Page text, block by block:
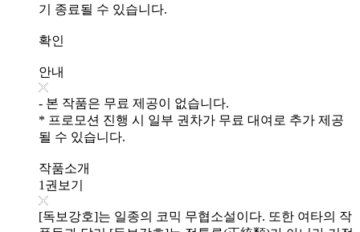
기 종료될 수 있습니다.
확인
안내
- 본 작품은 무료 제공이 없습니다.
* 프로모션 진행 시 일부 권차가 무료 대여로 추가 제공
될 수 있습니다.
작품소개
1권보기
[독보강호]는 일종의 코믹 무협소설이다. 또한 여타의 작